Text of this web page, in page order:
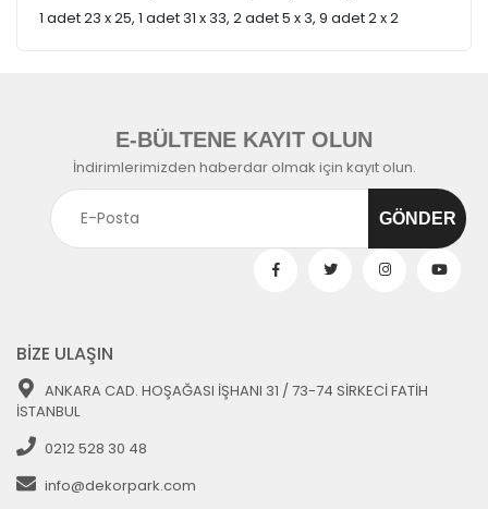
1 adet 23 x 25, 1 adet 31 x 33, 2 adet 5 x 3, 9 adet 2 x 2
E-BÜLTENE KAYIT OLUN
İndirimlerimizden haberdar olmak için kayıt olun.
BİZE ULAŞIN
ANKARA CAD. HOŞAĞASI İŞHANI 31 / 73-74 SİRKECİ FATİH
İSTANBUL
0212 528 30 48
info@dekorpark.com